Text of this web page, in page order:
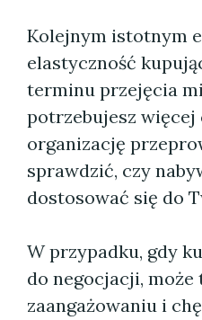
Kolejnym istotnym
elastyczność
terminu przejęcia
potrzebujesz więcej
organizację
sprawdzić, czy
dostosować się do
W przypadku, gdy
do negocjacji, może
zaangażowaniu i